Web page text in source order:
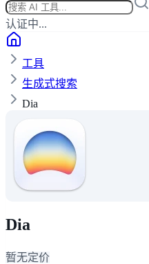
认证中...
工具
生成式搜索
Dia
Dia
暂无定价